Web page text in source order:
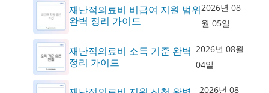
재난적의료비 비급여 지원 범위
완벽 정리 가이드
2026년 08
월 05일
재난적의료비 소득 기준 완벽
정리 가이드
2026년 08월
04일
2026년 08